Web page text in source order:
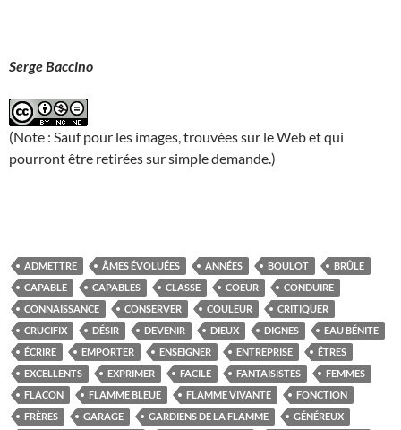
Serge Baccino
(Note : Sauf pour les images, trouvées sur le Web et qui
pourront être retirées sur simple demande.)
ADMETTRE ÂMES ÉVOLUÉES ANNÉES BOULOT
BRÛLE
CAPABLE
CAPABLES CLASSE COEUR
CONDUIRE
CONNAISSANCE
CONSERVER COULEUR
CRITIQUER
CRUCIFIX
DÉSIR DEVENIR DIEUX DIGNES
EAU BÉNITE
ÉCRIRE
EMPORTER ENSEIGNER ENTREPRISE
ÊTRES
EXCELLENTS
EXPRIMER FACILE FANTAISISTES
FEMMES
FLACON
FLAMME BLEUE FLAMME VIVANTE
FONCTION
FRÈRES
GARAGE GARDIENS DE LA FLAMME
GÉNÉREUX